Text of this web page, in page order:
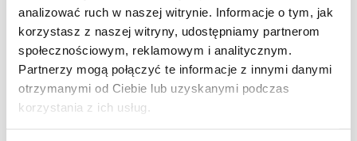
analizować ruch w naszej witrynie. Informacje o tym, jak
korzystasz z naszej witryny, udostępniamy partnerom
społecznościowym, reklamowym i analitycznym.
Partnerzy mogą połączyć te informacje z innymi danymi
otrzymanymi od Ciebie lub uzyskanymi podczas
korzystania z ich usług.
Autor - DataConsult
DataConsult to polski producent
kompleksowych rozwiązań
informatycznych, które
wspomagają zarządzanie logistyką
wewnętrzną przedsiębiorstw. Od 21